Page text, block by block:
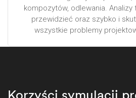
kompozytów, odlewania.
przewidzieć oraz szybko i
wszystkie problemy